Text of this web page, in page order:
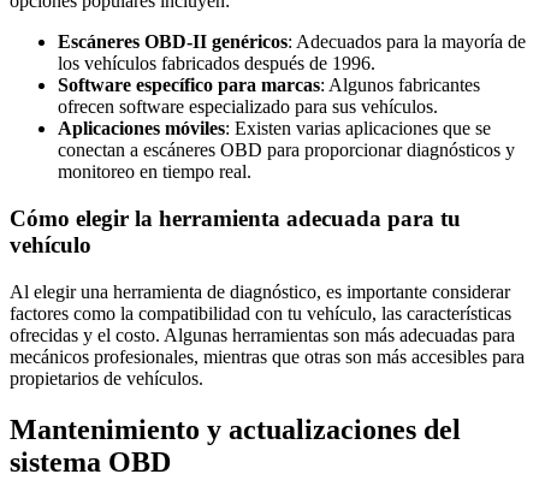
Escáneres OBD-II genéricos: Adecuados para la mayoría de
los vehículos fabricados después de 1996.
Software específico para marcas: Algunos fabricantes
ofrecen software especializado para sus vehículos.
Aplicaciones móviles: Existen varias aplicaciones que se
conectan a escáneres OBD para proporcionar diagnósticos y
monitoreo en tiempo real.
Cómo elegir la herramienta adecuada para tu
vehículo
Al elegir una herramienta de diagnóstico, es importante considerar
factores como la compatibilidad con tu vehículo, las características
ofrecidas y el costo. Algunas herramientas son más adecuadas para
mecánicos profesionales, mientras que otras son más accesibles para
propietarios de vehículos.
Mantenimiento y actualizaciones del
sistema OBD